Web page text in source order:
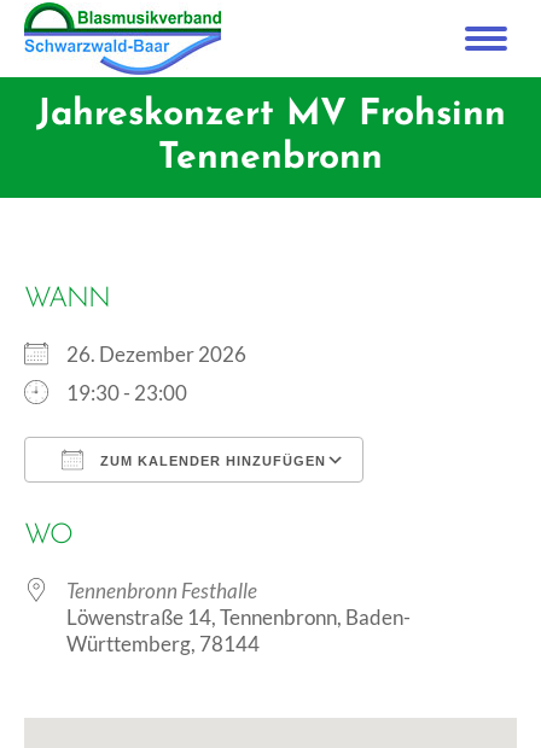
Jahreskonzert MV Frohsinn
Tennenbronn
WANN
26. Dezember 2026
19:30 - 23:00
ZUM KALENDER HINZUFÜGEN
WO
Tennenbronn Festhalle
Löwenstraße 14, Tennenbronn, Baden-
Württemberg, 78144